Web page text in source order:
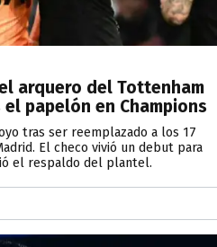
arquero del Tottenham
papelón en Champions
tras ser reemplazado a los 17
El checo vivió un debut para
el respaldo del plantel.